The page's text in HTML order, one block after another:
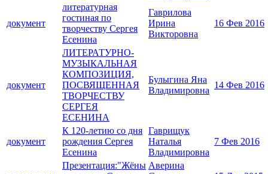
документ
литературная
гостиная по
творчеству Сергея
Есенина
Гаврилова
Ирина
Викторовна
16 Фев 2016
документ
ЛИТЕРАТУРНО-
МУЗЫКАЛЬНАЯ
КОМПОЗИЦИЯ,
ПОСВЯЩЕННАЯ
ТВОРЧЕСТВУ
СЕРГЕЯ
ЕСЕНИНА
Булыгина Яна
Владимировна
14 Фев 2016
документ
К 120-летию со дня
рождения Сергея
Есенина
Гаврищук
Наталья
Владимировна
7 Фев 2016
Презентация:"Жёны Аверина